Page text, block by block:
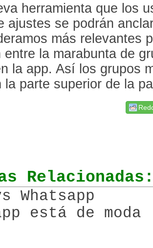
herramienta que los
ajustes se podrán
más relevantes
entre la marabunta de
la app. Así los grupos
la parte superior de la
Whatsapp
está de moda